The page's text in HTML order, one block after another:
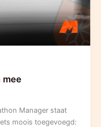
Manager staat
moois toegevoegd: